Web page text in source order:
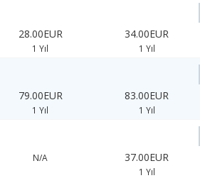
28.00EUR
1 Yıl
34.00EUR
1 Yıl
79.00EUR
1 Yıl
83.00EUR
1 Yıl
N/A 37.00EUR
1 Yıl